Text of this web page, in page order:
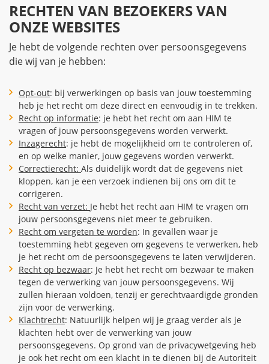
RECHTEN VAN BEZOEKERS VAN
ONZE WEBSITES
Je hebt de volgende rechten over persoonsgegevens
die wij van je hebben:
Opt-out: bij verwerkingen op basis van jouw toestemming
heb je het recht om deze direct en eenvoudig in te trekken.
Recht op informatie: je hebt het recht om aan HIM te
vragen of jouw persoonsgegevens worden verwerkt.
Inzagerecht: je hebt de mogelijkheid om te controleren of,
en op welke manier, jouw gegevens worden verwerkt.
Correctierecht: Als duidelijk wordt dat de gegevens niet
kloppen, kan je een verzoek indienen bij ons om dit te
corrigeren.
Recht van verzet: Je hebt het recht aan HIM te vragen om
jouw persoonsgegevens niet meer te gebruiken.
Recht om vergeten te worden: In gevallen waar je
toestemming hebt gegeven om gegevens te verwerken, heb
je het recht om de persoonsgegevens te laten verwijderen.
Recht op bezwaar: Je hebt het recht om bezwaar te maken
tegen de verwerking van jouw persoonsgegevens. Wij
zullen hieraan voldoen, tenzij er gerechtvaardigde gronden
zijn voor de verwerking.
Klachtrecht: Natuurlijk helpen wij je graag verder als je
klachten hebt over de verwerking van jouw
persoonsgegevens. Op grond van de privacywetgeving heb
je ook het recht om een klacht in te dienen bij de Autoriteit